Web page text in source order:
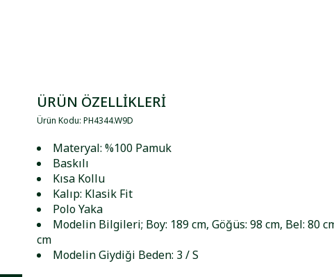
ÜRÜN ÖZELLİKLERİ
Ürün Kodu:PH4344.W9D
Materyal: %100 Pamuk
Baskılı
Kısa Kollu
Kalıp: Klasik Fit
Polo Yaka
Modelin Bilgileri; Boy: 189 cm, Göğüs: 98 cm, Bel: 80
cm
Modelin Giydiği Beden: 3 / S